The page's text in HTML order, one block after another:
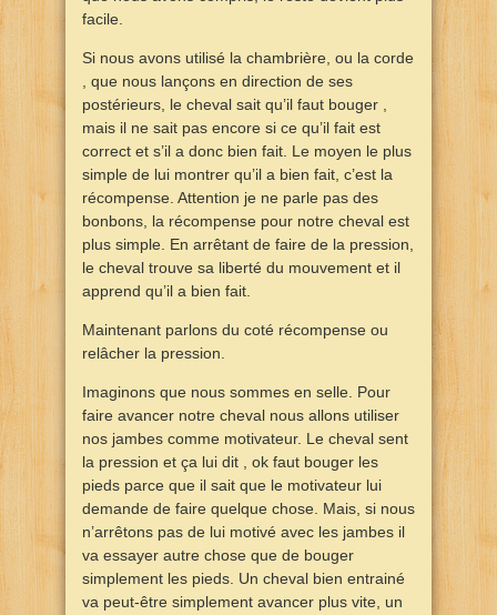
facile.
Si nous avons utilisé la chambrière, ou la corde
, que nous lançons en direction de ses
postérieurs, le cheval sait qu’il faut bouger ,
mais il ne sait pas encore si ce qu’il fait est
correct et s’il a donc bien fait. Le moyen le plus
simple de lui montrer qu’il a bien fait, c’est la
récompense. Attention je ne parle pas des
bonbons, la récompense pour notre cheval est
plus simple. En arrêtant de faire de la pression,
le cheval trouve sa liberté du mouvement et il
apprend qu’il a bien fait.
Maintenant parlons du coté récompense ou
relâcher la pression.
Imaginons que nous sommes en selle. Pour
faire avancer notre cheval nous allons utiliser
nos jambes comme motivateur. Le cheval sent
la pression et ça lui dit , ok faut bouger les
pieds parce que il sait que le motivateur lui
demande de faire quelque chose. Mais, si nous
n’arrêtons pas de lui motivé avec les jambes il
va essayer autre chose que de bouger
simplement les pieds. Un cheval bien entrainé
va peut-être simplement avancer plus vite, un